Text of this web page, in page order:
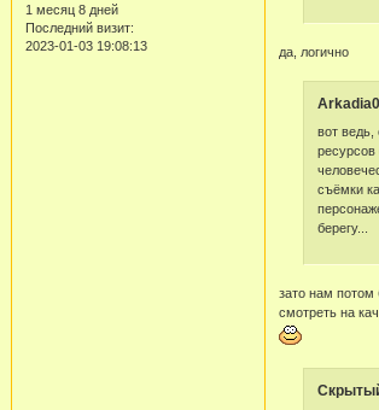
1 месяц 8 дней
Последний визит:
2023-01-03 19:08:13
да, логично
вот ведь,
ресурсов
съёмки
берегу...
зато нам потом
смотреть на